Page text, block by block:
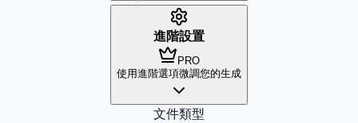
進階設置
PRO
使用進階選項微調您的生成
文件類型